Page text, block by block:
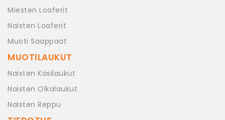
Miesten Loaferit
Naisten Loaferit
Muoti Saappaat
MUOTILAUKUT
Naisten Käsilaukut
Naisten Olkalaukut
Naisten Reppu